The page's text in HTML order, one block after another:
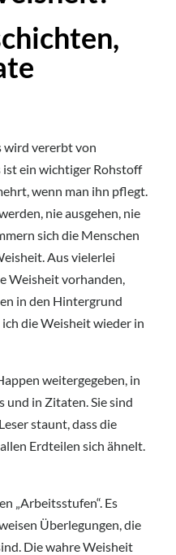
wird vererbt von
ist ein wichtiger Rohstoff
wenn man ihn pflegt.
nie ausgehen, nie
sich die Menschen
Aus vielerlei
Weisheit vorhanden,
in den Hintergrund
die Weisheit wieder in
weitergegeben, in
und in Zitaten. Sie sind
staunt, dass die
Erdteilen sich ähnelt.
„Arbeitsstufen“. Es
Überlegungen, die
Die wahre Weisheit